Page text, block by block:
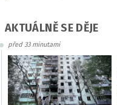
AKTUÁLNĚ SE DĚJE
před 33 minutami